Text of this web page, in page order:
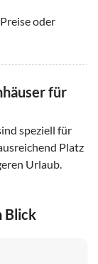
oder
für
speziell für
Platz
Urlaub.
Blick